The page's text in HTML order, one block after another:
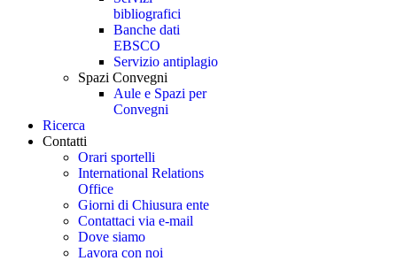
bibliografici
Banche dati
EBSCO
Servizio antiplagio
Spazi Convegni
Aule e Spazi per
Convegni
Ricerca
Contatti
Orari sportelli
International Relations
Office
Giorni di Chiusura ente
Contattaci via e-mail
Dove siamo
Lavora con noi